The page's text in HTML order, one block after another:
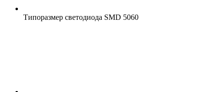
Типоразмер светодиода SMD 5060